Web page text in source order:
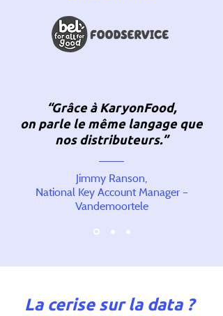
“Grâce à KaryonFood,
on parle le même langage que
nos distributeurs.”
Jimmy Ranson,
National Key Account Manager –
Vandemoortele
La cerise sur la data ?